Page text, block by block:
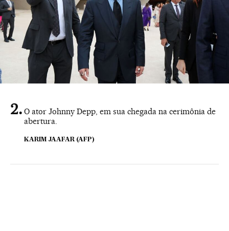
O ator Johnny Depp, em sua chegada na cerimônia de
abertura.
KARIM JAAFAR (AFP)